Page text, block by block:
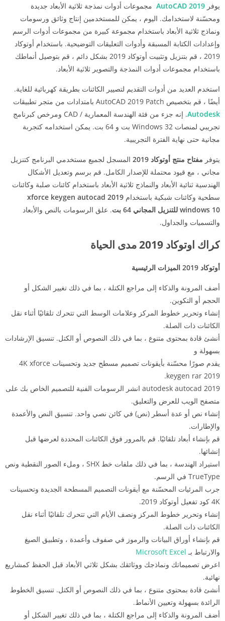
يوفر
مجموعات أدوات نمذجة ثلاثية الأبعاد جديدة
ومحسّنة لاستخدامك. اليوم ، يمكن للمستخدمين إنتاج وثائق ورسومات
ونماذج ثلاثية الأبعاد باستخدام مجموعة كبيرة من مجموعات أدوات الرسم
وإعدادات الكتابة المسبقة وأدوات التعليقات التوضيحية. باستخدام أوتوكاد
2019 ، قم بتنزيل وتثبيت أوتوكاد 2019 بشكل دائم ، قم بتوصيل أنماطك
باستخدام مجموعات أدوات النمذجة والتصوير ثلاثية الأبعاد.
استخدم العديد من أدوات التقديم لتصيير الكائنات بطريقة كهربائية للغاية.
أيضًا ، قم بتخصيص AutoCAD 2019 Patch بامتدادات من متجر تطبيقات
Autodesk
. إنه جزء من فئة الهندسة المعمارية / CAD ومرخص كبرنامج
تجريبي لمنصات Windows 32 بت و 64 بت. يمكن استخدامه كتجربة
مجانية حتى نهاية الفترة التجريبية.
يتوفر مفتاح منتج أوتوكاد 2019
المسجل لجميع مستخدمي البرنامج كتنزيل
مجاني ، مع قيود محتملة للإصدار الكامل. قم برسم وتعديل الأشكال
الهندسية ثنائية الأبعاد والنماذج ثلاثية الأبعاد باستخدام كائنات صلبة وكائنات
سطحية وكائنات شبكية باستخدام xforce keygen autocad 2019
windows 10 للتنزيل المجاني 64 بت
. علق الرسومات بالنص والأبعاد
والتسميات والجداول.
كراك اوتوكاد 2019 مدى الحياة
أوتوكاد 2019 الميزات الرئيسية
أضف المرونة والذكاء إلى مراجع الكتلة ، بما في ذلك تغيير الشكل أو
الحجم أو التكوين.
إنشاء وتحرير خطوط المركز وعلامات الوسط التي تتحرك تلقائيًا أثناء نقل
الكائنات ذات الصلة.
أنشئ قادة بمحتوى متنوع ، بما في ذلك النصوص أو الكتل. تنسيق الإرشادات
بسهولة و
يقدم صورًا محسّنة بأيقونات تصميم مسطح جديد وتحسينات 4K xforce
keygen rar 2019.
autodesk autocad 2019 انشر الرسومات الفنية للتصميم الخاص بك على
متصفح الويب للعرض والتعليق.
إنشاء نص أو عدة أسطر (نص) في كائن نصي واحد. تنسيق النص والأعمدة
والإطارات.
قم بإنشاء أبعاد تلقائيًا. قم بالمرور فوق الكائنات المحددة لعرضها قبل
إنشائها.
استيراد الهندسة ، بما في ذلك ملفات خط SHX ، وملء الصور النقطية ونص
TrueType في الرسم.
جرب المرئيات المحسّنة مع أيقونات التصميم المسطحة الجديدة وتحسينات
4K كود تفعيل أوتوكاد 2019.
إنشاء وتحرير خطوط المركز ونصف الأيام التي تتحرك تلقائيًا أثناء نقل
الكائنات ذات الصلة.
قم بإنشاء أوراق البيانات والرموز في صفوف وأعمدة ، وتطبيق الصيغ
والارتباط بـ Microsoft Excel
اعرض تصميماتك ونماذجك ووثائقك بشكل ثلاثي الأبعاد قبل الحفظ كمشاريع
نهائية.
أنشئ قادة بمحتوى متنوع ، بما في ذلك النصوص أو الكتل. تنسيق الخطوط
الرائدة بسهولة وتعيين الأنماط.
أضف المرونة والذكاء إلى مراجع الكتلة ، بما في ذلك تغيير الشكل أو